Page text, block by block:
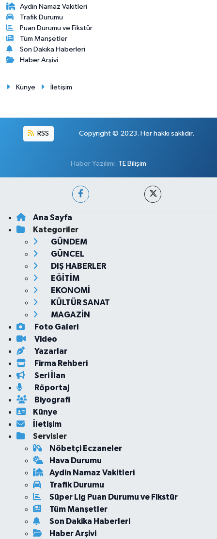
Aydin Namaz Vakitleri
Trafik Durumu
Puan Durumu ve Fikstür
Tüm Manşetler
Son Dakika Haberleri
Haber Arşivi
Künye İletişim
RSS Copyright © 2023. Her hakkı saklıdır.
Haber Yazılımı: TE Bilişim
Ana Sayfa
Kategoriler
GÜNDEM
GÜNCEL
DIŞ HABERLER
EĞİTİM
EKONOMİ
KÜLTÜR SANAT
MAGAZİN
Foto Galeri
Video
Yazarlar
Firma Rehberi
Seri İlan
Röportaj
Biyografi
Künye
İletişim
Servisler
Nöbetçi Eczaneler
Hava Durumu
Aydin Namaz Vakitleri
Trafik Durumu
Süper Lig Puan Durumu ve Fikstür
Tüm Manşetler
Son Dakika Haberleri
Haber Arşivi